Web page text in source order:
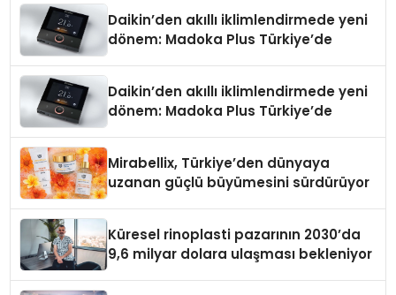
Daikin’den akıllı iklimlendirmede yeni
dönem: Madoka Plus Türkiye’de
Daikin’den akıllı iklimlendirmede yeni
dönem: Madoka Plus Türkiye’de
Mirabellix, Türkiye’den dünyaya
uzanan güçlü büyümesini sürdürüyor
Küresel rinoplasti pazarının 2030’da
9,6 milyar dolara ulaşması bekleniyor